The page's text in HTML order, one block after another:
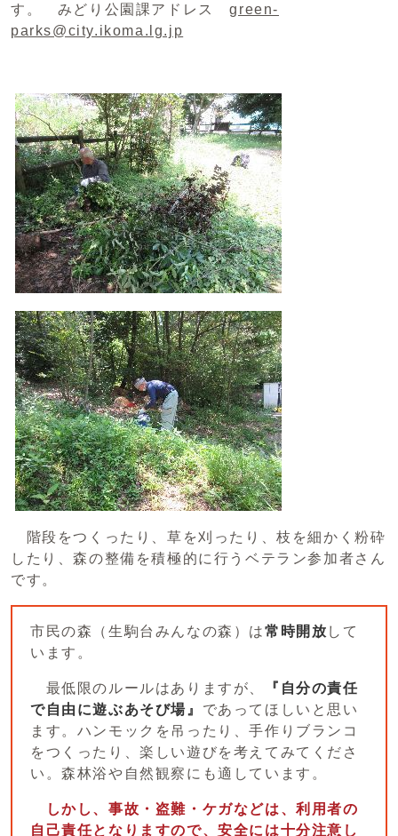
す。 みどり公園課アドレスgreen-
parks@city.ikoma.lg.jp
階段をつくったり、草を刈ったり、枝を細かく粉砕
したり、森の整備を積極的に行うベテラン参加者さん
です。
市民の森（生駒台みんなの森）は常時開放 して
います。
最低限のルールはありますが、
『自分の責任
で自由に遊ぶあそび場』 であってほしいと思い
ます。ハンモックを吊ったり、手作りブランコ
をつくったり、楽しい遊びを考えてみてくださ
い。森林浴や自然観察にも適しています。
しかし、事故・盗難・ケガなどは、利用者の
自己責任となりますので、安全には十分注意し